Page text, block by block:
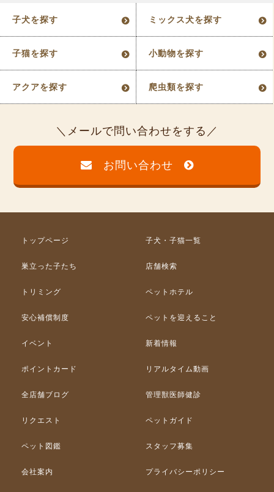
子犬を探す ミックス犬を探す
子猫を探す 小動物を探す
アクアを探す 爬虫類を探す
メールで問い合わせをする
お問い合わせ
トップページ 子犬・子猫一覧
巣立った子たち 店舗検索
トリミング ペットホテル
安心補償制度 ペットを迎えること
イベント 新着情報
ポイントカード リアルタイム動画
全店舗ブログ 管理獣医師健診
リクエスト ペットガイド
ペット図鑑 スタッフ募集
会社案内 プライバシーポリシー